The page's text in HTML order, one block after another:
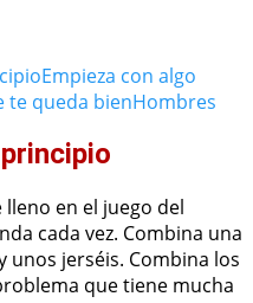
Empieza con algo
te queda bienHombres
en el juego del
cada vez. Combina una
unos jerséis. Combina los
que tiene mucha